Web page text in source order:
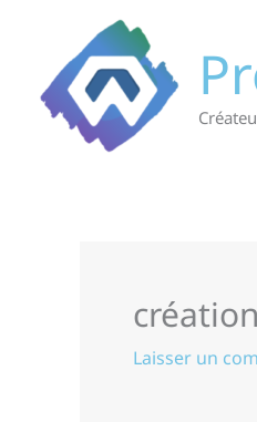
contenu
Laisser un